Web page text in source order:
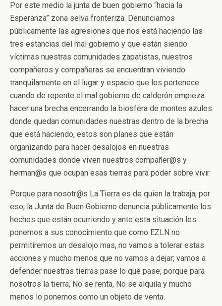
Por este medio la junta de buen gobierno “hacia la
Esperanza” zona selva fronteriza. Denunciamos
públicamente las agresiones que nos está haciendo las
tres estancias del mal gobierno y que están siendo
víctimas nuestras comunidades zapatistas, nuestros
compañeros y compañeras se encuentran viviendo
tranquilamente en el lugar y espacio que les pertenece
cuando de repente el mal gobierno de calderón empieza
hacer una brecha encerrando la biosfera de montes azules
donde quedan comunidades nuestras dentro de la brecha
que está haciendo, estos son planes que están
organizando para hacer desalojos en nuestras
comunidades donde viven nuestros compañer@s y
herman@s que ocupan esas tierras para poder sobre vivir.
Porque para nosotr@s La Tierra es de quien la trabaja, por
eso, la Junta de Buen Gobierno denuncia públicamente los
hechos que están ocurriendo y ante esta situación les
ponemos a sus conocimiento que como EZLN no
permitiremos un desalojo mas, no vamos a tolerar estas
acciones y mucho menos que no vamos a dejar; vamos a
defender nuestras tierras pase lo que pase, porque para
nosotros la tierra, No se renta, No se alquila y mucho
menos lo ponemos como un objeto de venta.